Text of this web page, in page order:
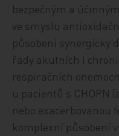
bezpečným a
ve smyslu
působení synergicky
řady akutních i
respiračních
u pacientů s CHOPN
nebo exacerbovanou
komplexní působení